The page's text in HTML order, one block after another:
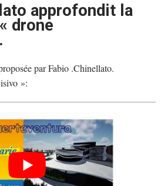
approfondit la
drone
par Fabio .Chinellato.
»: